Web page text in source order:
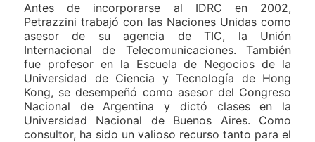
Antes de incorporarse al IDRC en 2002,
Petrazzini trabajó con las Naciones Unidas como
asesor de su agencia de TIC, la Unión
Internacional de Telecomunicaciones. También
fue profesor en la Escuela de Negocios de la
Universidad de Ciencia y Tecnología de Hong
Kong, se desempeñó como asesor del Congreso
Nacional de Argentina y dictó clases en la
Universidad Nacional de Buenos Aires. Como
consultor, ha sido un valioso recurso tanto para el